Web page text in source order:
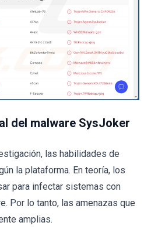
del malware SysJoker
las habilidades de
la plataforma. En teoría, los
para infectar sistemas con
Por lo tanto, las amenazas que
amplias.